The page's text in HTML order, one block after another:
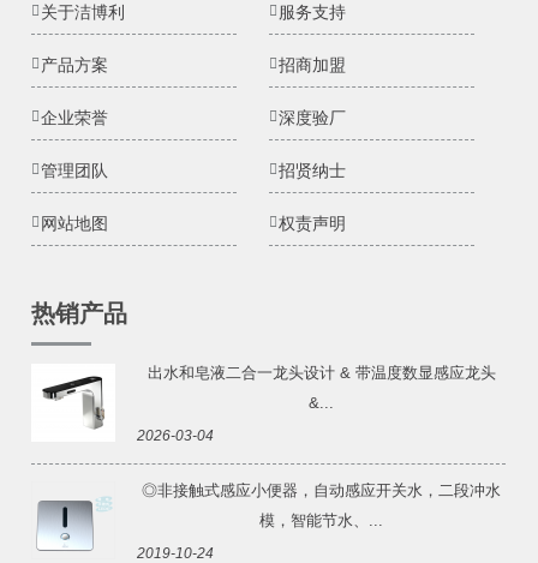
关于洁博利 服务支持
产品方案 招商加盟
企业荣誉 深度验厂
管理团队 招贤纳士
网站地图 权责声明
热销产品
出水和皂液二合一龙头设计 & 带温度数显感应龙头
&...
2026-03-04
◎非接触式感应小便器，自动感应开关水，二段冲水
模，智能节水、...
2019-10-24